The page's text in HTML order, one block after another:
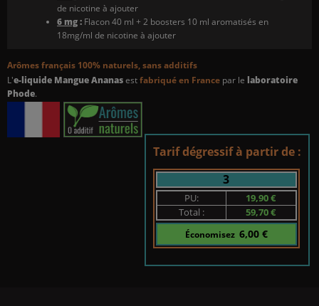
de nicotine à ajouter
6 mg: Flacon 40 ml + 2 boosters 10 ml aromatisés en
18mg/ml de nicotine à ajouter
Arômes français 100% naturels, sans additifs
L'e-liquide Mangue Ananasestfabriqué en France par le laboratoire
Phode.
Tarif dégressif à partir de :
3
PU:
19,90 €
Total :
59,70 €
Économisez 6,00 €